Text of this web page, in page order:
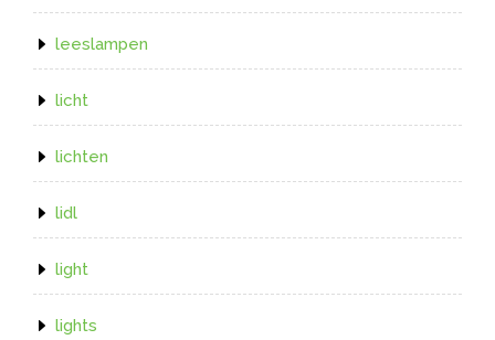
leeslampen
licht
lichten
lidl
light
lights